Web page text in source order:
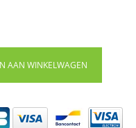
AAN WINKELWAGEN